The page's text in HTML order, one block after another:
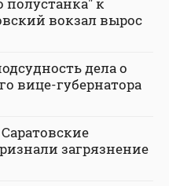
вокзал вырос
дела о
вице-губернатора
загрязнение